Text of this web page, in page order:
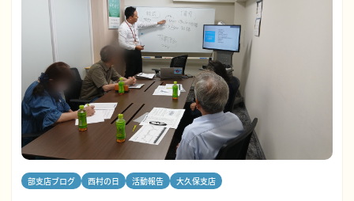
部支店ブログ 西村の日 活動報告 大久保支店